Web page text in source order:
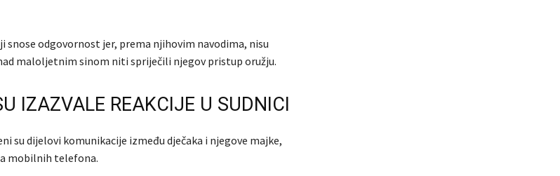
snose odgovornost jer, prema njihovim navodima, nisu
maloljetnim sinom niti spriječili njegov pristup oružju.
IZAZVALE REAKCIJE U SUDNICI
su dijelovi komunikacije između dječaka i njegove majke,
mobilnih telefona.